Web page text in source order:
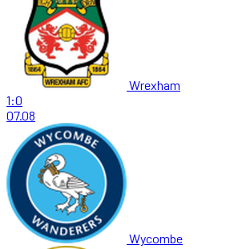
Wrexham
1:0
07.08
Wycombe